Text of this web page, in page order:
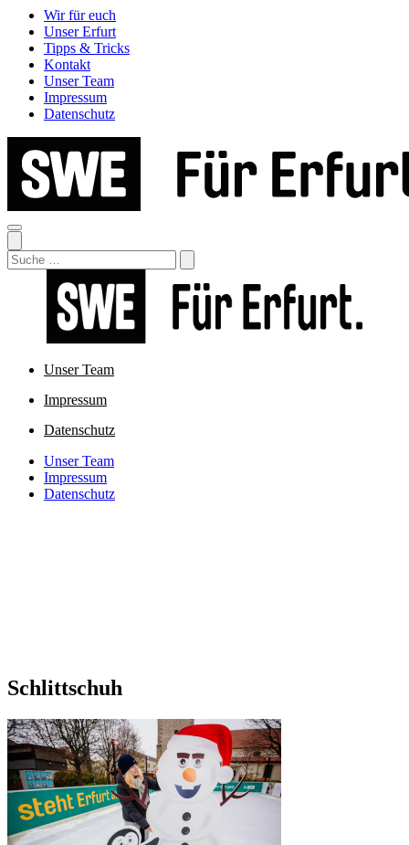
Wir für euch
Unser Erfurt
Tipps & Tricks
Kontakt
Unser Team
Impressum
Datenschutz
Search
Unser Team
Impressum
Datenschutz
Unser Team
Impressum
Datenschutz
Schlittschuh